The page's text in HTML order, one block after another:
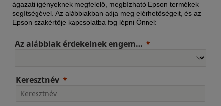
ágazati igényeknek megfelelő, megbízható Epson termékek
segítségével. Az alábbiakban adja meg elérhetőségeit, és az
Epson szakértője kapcsolatba fog lépni Önnel:
Az alábbiak érdekelnek engem…
Keresztnév